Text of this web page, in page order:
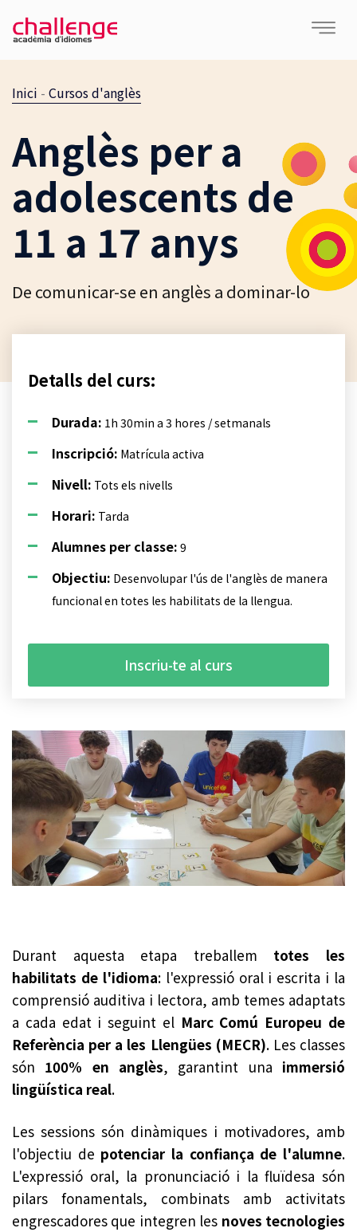
Inici - Cursos d'anglès
Anglès per a
adolescents de
11 a 17 anys
De comunicar-se en anglès a dominar-lo
Durant aquesta etapa treballem totes les
habilitats de l'idioma: l'expressió oral i escrita i la
comprensió auditiva i lectora, amb temes adaptats
a cada edat i seguint el Marc Comú Europeu de
Referència per a les Llengües (MECR). Les classes
són 100% en anglès, garantint una immersió
lingüística real.
Les sessions són dinàmiques i motivadores, amb
l'objectiu de potenciar la confiança de l'alumne.
L'expressió oral, la pronunciació i la fluïdesa són
pilars fonamentals, combinats amb activitats
engrescadores que integren les noves tecnologies
Detalls del curs:
Durada: 1h 30min a 3 hores / setmanals
Inscripció: Matrícula activa
Nivell: Tots els nivells
Horari: Tarda
Alumnes per classe: 9
Objectiu: Desenvolupar l'ús de l'anglès de manera
funcional en totes les habilitats de la llengua.
Inscriu-te al curs